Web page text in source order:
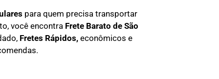
para quem precisa transportar
você encontra Frete Barato de São
Fretes Rápidos,econômicos e